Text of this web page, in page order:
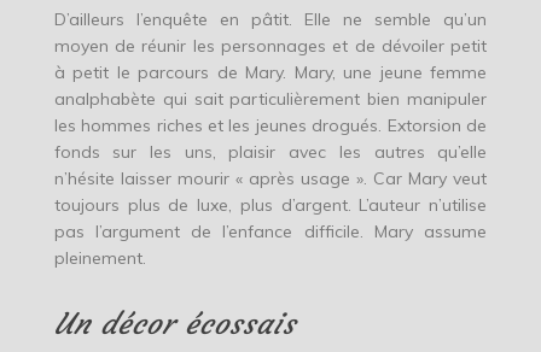
D’ailleurs l’enquête en pâtit. Elle ne semble qu’un
moyen de réunir les personnages et de dévoiler petit
à petit le parcours de Mary. Mary, une jeune femme
analphabète qui sait particulièrement bien manipuler
les hommes riches et les jeunes drogués. Extorsion de
fonds sur les uns, plaisir avec les autres qu’elle
n’hésite laisser mourir « après usage ». Car Mary veut
toujours plus de luxe, plus d’argent. L’auteur n’utilise
pas l’argument de l’enfance difficile. Mary assume
pleinement.
Un décor écossais